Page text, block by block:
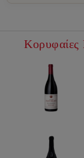
Κορυφαίες